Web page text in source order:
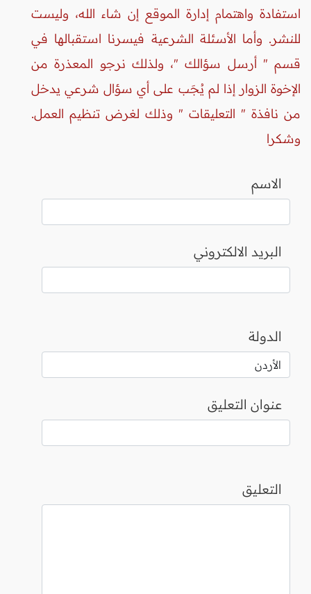
استفادة واهتمام إدارة الموقع إن شاء الله، وليست
للنشر. وأما الأسئلة الشرعية فيسرنا استقبالها في
قسم " أرسل سؤالك "، ولذلك نرجو المعذرة من
الإخوة الزوار إذا لم يُجَب على أي سؤال شرعي يدخل
من نافذة " التعليقات " وذلك لغرض تنظيم العمل.
وشكرا
الاسم
البريد الالكتروني
الدولة
عنوان التعليق
التعليق